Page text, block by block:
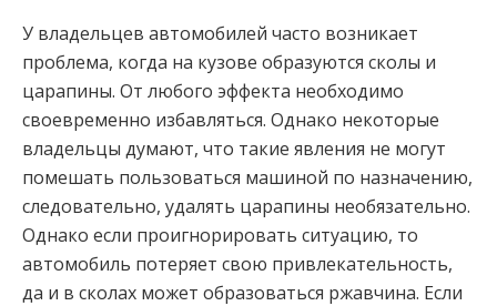
У владельцев автомобилей часто возникает
проблема, когда на кузове образуются сколы и
царапины. От любого эффекта необходимо
своевременно избавляться. Однако некоторые
владельцы думают, что такие явления не могут
помешать пользоваться машиной по назначению,
следовательно, удалять царапины необязательно.
Однако если проигнорировать ситуацию, то
автомобиль потеряет свою привлекательность,
да и в сколах может образоваться ржавчина. Если